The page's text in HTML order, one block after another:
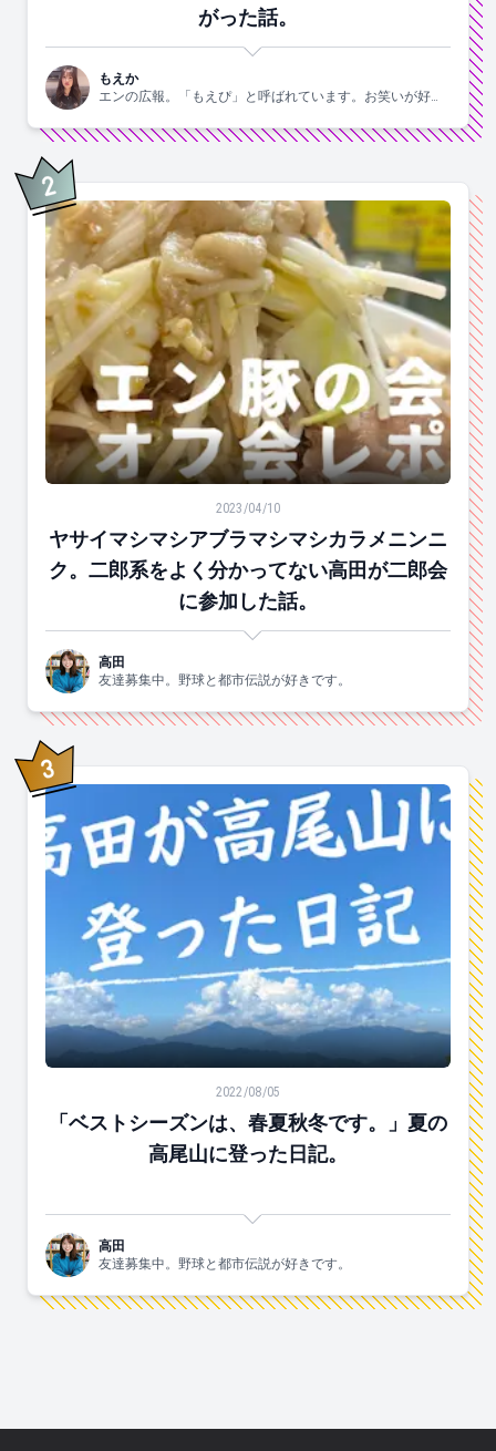
がった話。
もえか
エンの広報。「もえぴ」と呼ばれています。お笑いが好
2位
ヤサイマシマシアブラマシマシカラメニンニク。二郎
2023/04/10
ヤサイマシマシアブラマシマシカラメニンニ
ク。二郎系をよく分かってない高田が二郎会
に参加した話。
高田
友達募集中。野球と都市伝説が好きです。
3位
「ベストシーズンは、春夏秋冬です。」夏の高尾山に登
2022/08/05
「ベストシーズンは、春夏秋冬です。」夏の
高尾山に登った日記。
高田
友達募集中。野球と都市伝説が好きです。